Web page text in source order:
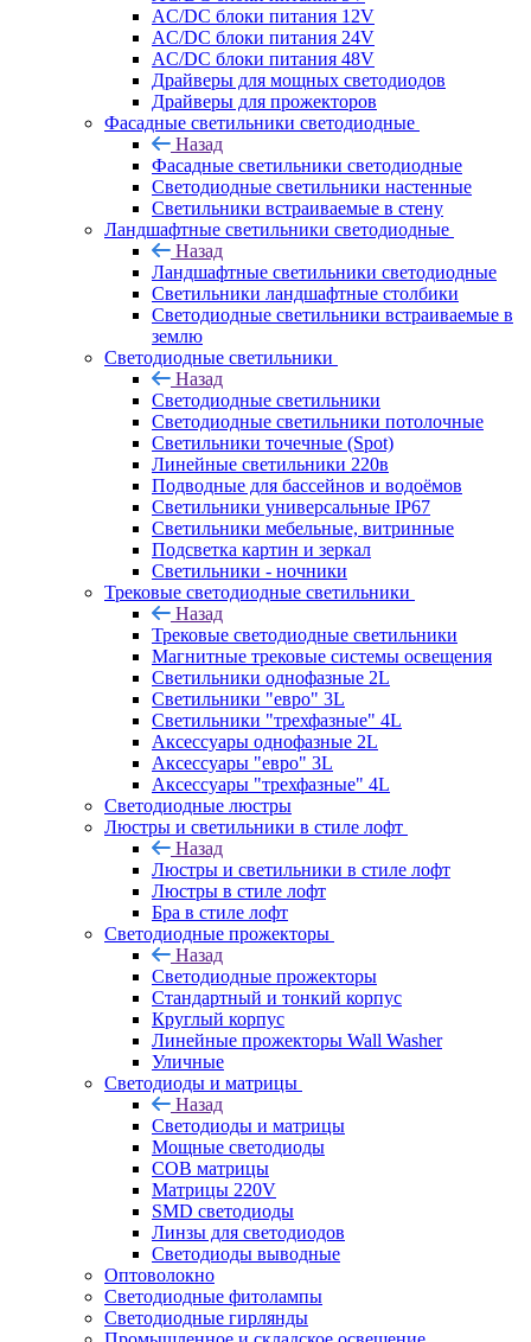
AC/DC блоки питания 12V
AC/DC блоки питания 24V
AC/DC блоки питания 48V
Драйверы для мощных светодиодов
Драйверы для прожекторов
Фасадные светильники светодиодные
Назад
Фасадные светильники светодиодные
Светодиодные светильники настенные
Светильники встраиваемые в стену
Ландшафтные светильники светодиодные
Назад
Ландшафтные светильники светодиодные
Светильники ландшафтные столбики
Светодиодные светильники встраиваемые в
землю
Светодиодные светильники
Назад
Светодиодные светильники
Светодиодные светильники потолочные
Светильники точечные (Spot)
Линейные светильники 220в
Подводные для бассейнов и водоёмов
Светильники универсальные IP67
Светильники мебельные, витринные
Подсветка картин и зеркал
Светильники - ночники
Трековые светодиодные светильники
Назад
Трековые светодиодные светильники
Магнитные трековые системы освещения
Светильники однофазные 2L
Светильники "евро" 3L
Светильники "трехфазные" 4L
Аксессуары однофазные 2L
Аксессуары "евро" 3L
Аксессуары "трехфазные" 4L
Светодиодные люстры
Люстры и светильники в стиле лофт
Назад
Люстры и светильники в стиле лофт
Люстры в стиле лофт
Бра в стиле лофт
Светодиодные прожекторы
Назад
Светодиодные прожекторы
Стандартный и тонкий корпус
Круглый корпус
Линейные прожекторы Wall Washer
Уличные
Светодиоды и матрицы
Назад
Светодиоды и матрицы
Мощные светодиоды
COB матрицы
Матрицы 220V
SMD светодиоды
Линзы для светодиодов
Светодиоды выводные
Оптоволокно
Светодиодные фитолампы
Светодиодные гирлянды